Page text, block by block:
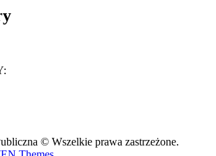
© Wszelkie prawa zastrzeżone.